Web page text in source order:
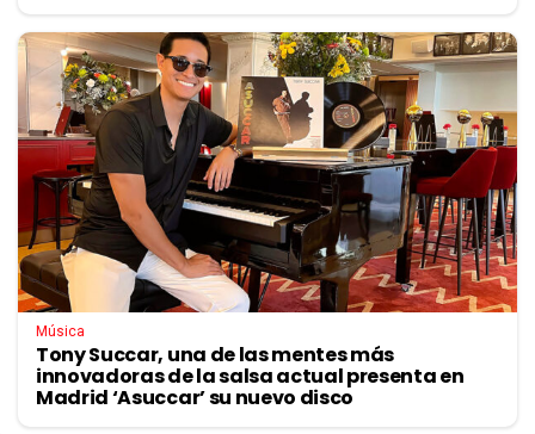
Música
Tony Succar, una de las mentes más
innovadoras de la salsa actual presenta en
Madrid ‘Asuccar’ su nuevo disco